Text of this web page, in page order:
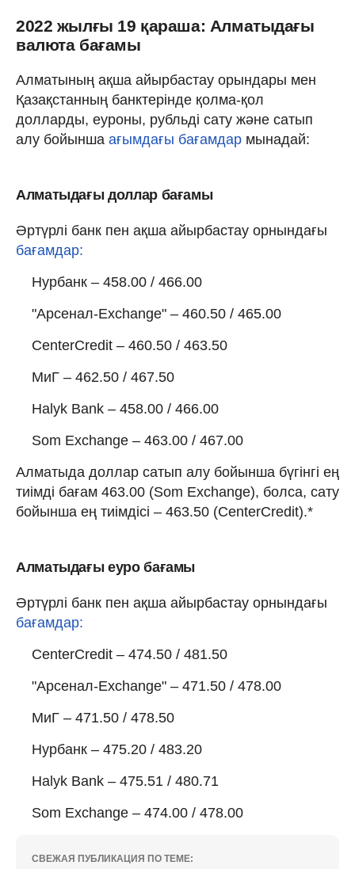
2022 жылғы 19 қараша: Алматыдағы
валюта бағамы
Алматының ақша айырбастау орындары мен
Қазақстанның банктерінде қолма-қол
долларды, еуроны, рубльді сату және сатып
алу бойынша ағымдағы бағамдар мынадай:
Алматыдағы доллар бағамы
Әртүрлі банк пен ақша айырбастау орнындағы
бағамдар:
Нурбанк – 458.00 / 466.00
"Арсенал-Exchange" – 460.50 / 465.00
CenterCredit – 460.50 / 463.50
МиГ – 462.50 / 467.50
Halyk Bank – 458.00 / 466.00
Som Exchange – 463.00 / 467.00
Алматыда доллар сатып алу бойынша бүгінгі ең
тиімді бағам 463.00 (Som Exchange), болса, сату
бойынша ең тиімдісі – 463.50 (CenterCredit).*
Алматыдағы еуро бағамы
Әртүрлі банк пен ақша айырбастау орнындағы
бағамдар:
CenterCredit – 474.50 / 481.50
"Арсенал-Exchange" – 471.50 / 478.00
МиГ – 471.50 / 478.50
Нурбанк – 475.20 / 483.20
Halyk Bank – 475.51 / 480.71
Som Exchange – 474.00 / 478.00
СВЕЖАЯ ПУБЛИКАЦИЯ ПО ТЕМЕ: